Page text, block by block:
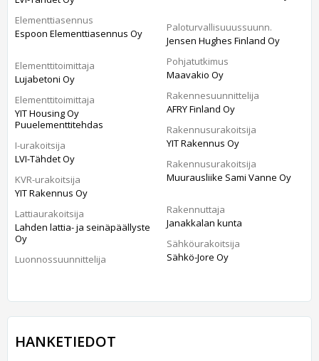
Elementtiasennus
Espoon Elementtiasennus Oy
Elementtitoimittaja
Lujabetoni Oy
Elementtitoimittaja
YIT Housing Oy
Puuelementtitehdas
I-urakoitsija
LVI-Tähdet Oy
KVR-urakoitsija
YIT Rakennus Oy
Lattiaurakoitsija
Lahden lattia- ja seinäpäällyste
Oy
Luonnossuunnittelija
Paloturvallisuuussuunn.
Jensen Hughes Finland Oy
Pohjatutkimus
Maavakio Oy
Rakennesuunnittelija
AFRY Finland Oy
Rakennusurakoitsija
YIT Rakennus Oy
Rakennusurakoitsija
Muurausliike Sami Vanne Oy
Rakennuttaja
Janakkalan kunta
Sähköurakoitsija
Sähkö-Jore Oy
HANKETIEDOT